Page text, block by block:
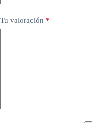
Tu valoración *